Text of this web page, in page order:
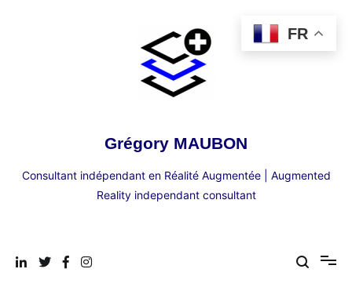
Grégory MAUBON
Consultant indépendant en Réalité Augmentée | Augmented
Reality independant consultant
FR